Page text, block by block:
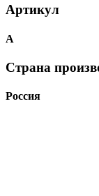
Артикул
А
Страна
Россия